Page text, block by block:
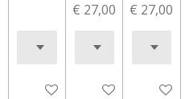
In winkelwagen
€ 27,00
In winkelwagen
€ 27,00
In